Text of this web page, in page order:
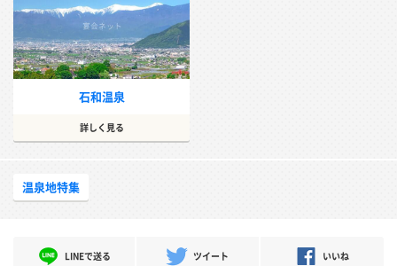
石和温泉
詳しく見る
温泉地特集
LINEで送る ツイート いいね